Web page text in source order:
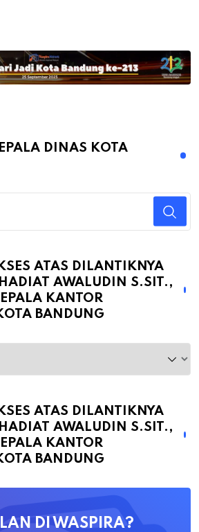
DINAS KOTA
ATAS DILANTIKNYA
AWALUDIN S.SIT.,
KANTOR
BANDUNG
ATAS DILANTIKNYA
AWALUDIN S.SIT.,
KANTOR
BANDUNG
DI WASPIRA?